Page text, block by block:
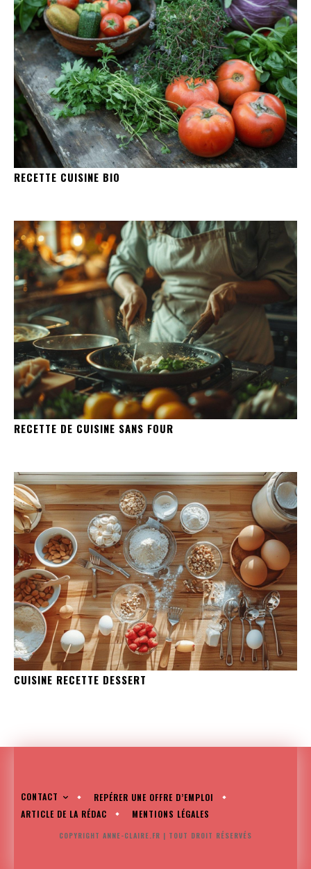
RECETTE CUISINE BIO
RECETTE DE CUISINE SANS FOUR
CUISINE RECETTE DESSERT
CONTACT
REPÉRER UNE OFFRE D’EMPLOI
ARTICLE DE LA RÉDAC
MENTIONS LÉGALES
COPYRIGHT ANNE-CLAIRE.FR | TOUT DROIT RÉSERVÉS